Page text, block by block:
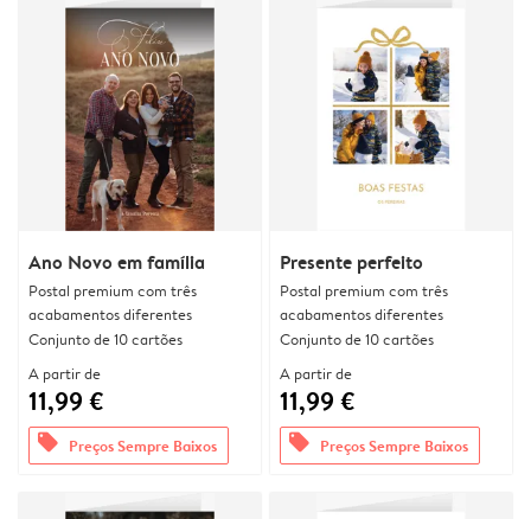
Ano Novo em família
Postal premium com três
acabamentos diferentes
Conjunto de 10 cartões
A partir de
11,99 €
offers Preços Sempre Baixos
Presente perfeito
Postal premium com três
acabamentos diferentes
Conjunto de 10 cartões
A partir de
11,99 €
offers Preços Sempre Baixos